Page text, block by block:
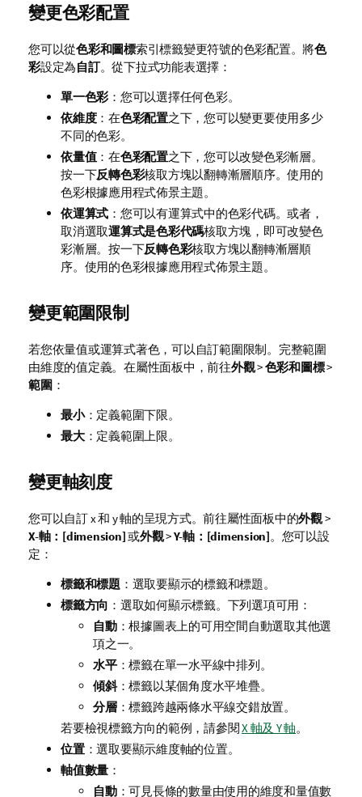
變更色彩配置
您可以從色彩和圖標索引標籤變更符號的色彩配置。將色
彩設定為自訂。從下拉式功能表選擇：
單一色彩 ：您可以選擇任何色彩。
依維度：在色彩配置之下，您可以變更要使用多少
不同的色彩。
依量值：在色彩配置之下，您可以改變色彩漸層。
按一下反轉色彩核取方塊以翻轉漸層順序。使用的
色彩根據應用程式佈景主題。
依運算式 ：您可以有運算式中的色彩代碼。或者，
取消選取運算式是色彩代碼核取方塊，即可改變色
彩漸層。按一下反轉色彩核取方塊以翻轉漸層順
序。使用的色彩根據應用程式佈景主題。
變更範圍限制
若您依量值或運算式著色，可以自訂範圍限制。完整範圍
由維度的值定義。在屬性面板中，前往外觀>色彩和圖標>
範圍：
最小：定義範圍下限。
最大：定義範圍上限。
變更軸刻度
您可以自訂 x 和 y 軸的呈現方式。前往屬性面板中的外觀>
X-軸：[dimension]或外觀>Y-軸：[dimension]。您可以設
定：
標籤和標題 ：選取要顯示的標籤和標題。
標籤方向 ：選取如何顯示標籤。下列選項可用：
自動：根據圖表上的可用空間自動選取其他選
項之一。
水平：標籤在單一水平線中排列。
傾斜：標籤以某個角度水平堆疊。
分層：標籤跨越兩條水平線交錯放置。
若要檢視標籤方向的範例，請參閱X 軸及 Y 軸。
位置：選取要顯示維度軸的位置。
軸值數量 ：
自動：可見長條的數量由使用的維度和量值數